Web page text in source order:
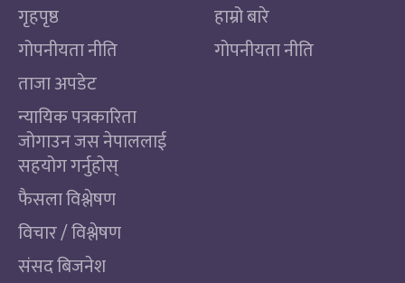
गृहपृष्ठ
गोपनीयता नीति
ताजा अपडेट
न्यायिक पत्रकारिता
जोगाउन जस नेपाललाई
सहयोग गर्नुहोस्
फैसला विश्लेषण
विचार / विश्लेषण
संसद बिजनेश
हाम्रो बारे
गोपनीयता नीति